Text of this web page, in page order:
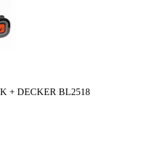
+ DECKER BL2518